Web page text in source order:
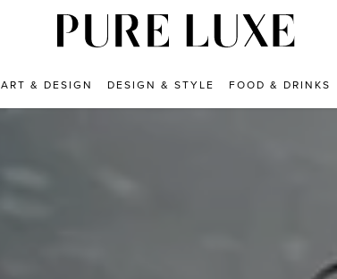
ART & DESIGN DESIGN & STYLE FOOD & DRINKS